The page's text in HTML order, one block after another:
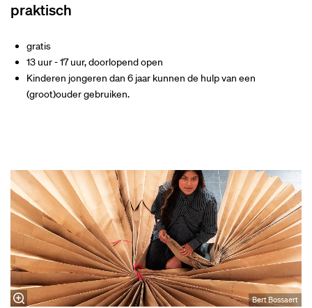
praktisch
gratis
13 uur - 17 uur, doorlopend open
Kinderen jongeren dan 6 jaar kunnen de hulp van een
(groot)ouder gebruiken.
Bert Bossaert